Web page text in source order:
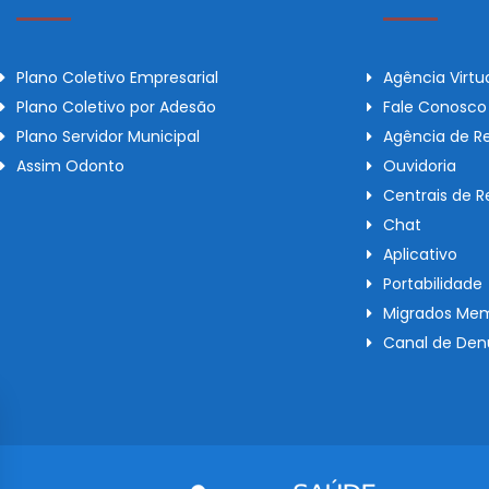
Plano Coletivo Empresarial
Plano Coletivo por Adesão
Plano Servidor Municipal
Assim Odonto
Agência
Fale Conosco
Agência de
Ouvidoria
Centrais de
Chat
Aplicativo
Portabilidade
Migrados
Canal de